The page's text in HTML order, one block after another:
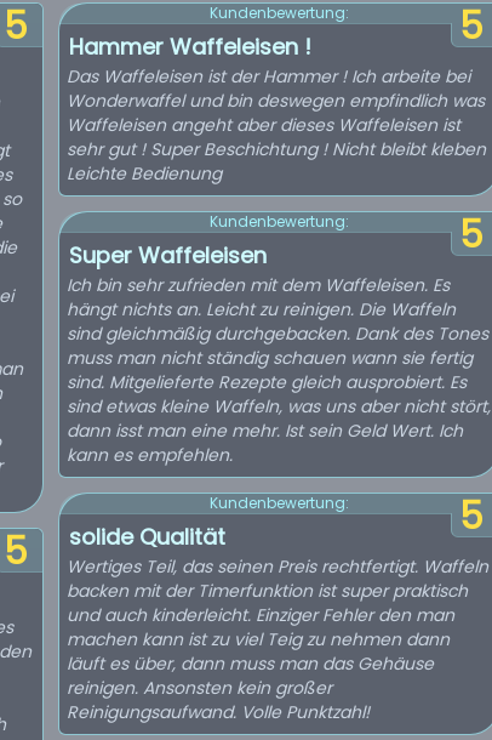
5
5
5
Kundenbewertung:
Hammer Waffeleisen !
Das Waffeleisen ist der Hammer ! Ich arbeite bei
Wonderwaffel und bin deswegen empfindlich was
Waffeleisen angeht aber dieses Waffeleisen ist
sehr gut ! Super Beschichtung ! Nicht bleibt kleben
Leichte Bedienung
5
Kundenbewertung:
Super Waffeleisen
Ich bin sehr zufrieden mit dem Waffeleisen. Es
hängt nichts an. Leicht zu reinigen. Die Waffeln
sind gleichmäßig durchgebacken. Dank des Tones
muss man nicht ständig schauen wann sie fertig
sind. Mitgelieferte Rezepte gleich ausprobiert. Es
sind etwas kleine Waffeln, was uns aber nicht stört,
dann isst man eine mehr. Ist sein Geld Wert. Ich
kann es empfehlen.
5
Kundenbewertung:
solide Qualität
Wertiges Teil, das seinen Preis rechtfertigt. Waffeln
backen mit der Timerfunktion ist super praktisch
und auch kinderleicht. Einziger Fehler den man
machen kann ist zu viel Teig zu nehmen dann
läuft es über, dann muss man das Gehäuse
reinigen. Ansonsten kein großer
Reinigungsaufwand. Volle Punktzahl!